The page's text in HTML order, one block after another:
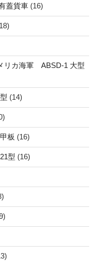
蓋貨車 (16)
カ海軍 ABSD-1 大型
(14)
板 (16)
型 (16)